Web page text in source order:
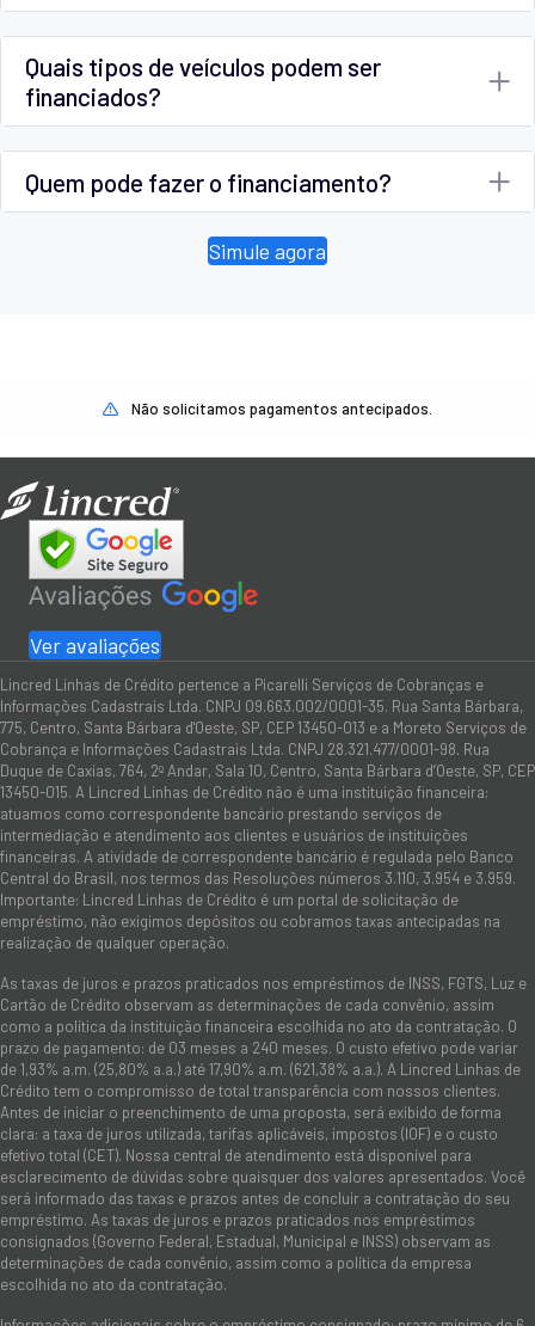
Quais tipos de veículos podem ser
financiados?
Quem pode fazer o financiamento?
Simule agora
Não solicitamos pagamentos antecipados.
Ver avaliações
Lincred Linhas de Crédito pertence a Picarelli Serviços de Cobranças e
Informações Cadastrais Ltda. CNPJ 09.663.002/0001-35. Rua Santa Bárbara,
775, Centro, Santa Bárbara d'Oeste, SP, CEP 13450-013 e a Moreto Serviços de
Cobrança e Informações Cadastrais Ltda. CNPJ 28.321.477/0001-98. Rua
Duque de Caxias, 764, 2º Andar, Sala 10, Centro, Santa Bárbara d’Oeste, SP, CEP
13450-015. A Lincred Linhas de Crédito não é uma instituição financeira:
atuamos como correspondente bancário prestando serviços de
intermediação e atendimento aos clientes e usuários de instituições
financeiras. A atividade de correspondente bancário é regulada pelo Banco
Central do Brasil, nos termos das Resoluções números 3.110, 3.954 e 3.959.
Importante: Lincred Linhas de Crédito é um portal de solicitação de
empréstimo, não exigimos depósitos ou cobramos taxas antecipadas na
realização de qualquer operação.
As taxas de juros e prazos praticados nos empréstimos de INSS, FGTS, Luz e
Cartão de Crédito observam as determinações de cada convênio, assim
como a política da instituição financeira escolhida no ato da contratação. O
prazo de pagamento: de 03 meses a 240 meses. O custo efetivo pode variar
de 1,93% a.m. (25,80% a.a.) até 17,90% a.m. (621,38% a.a.). A Lincred Linhas de
Crédito tem o compromisso de total transparência com nossos clientes.
Antes de iniciar o preenchimento de uma proposta, será exibido de forma
clara: a taxa de juros utilizada, tarifas aplicáveis, impostos (IOF) e o custo
efetivo total (CET). Nossa central de atendimento está disponível para
esclarecimento de dúvidas sobre quaisquer dos valores apresentados. Você
será informado das taxas e prazos antes de concluir a contratação do seu
empréstimo. As taxas de juros e prazos praticados nos empréstimos
consignados (Governo Federal, Estadual, Municipal e INSS) observam as
determinações de cada convênio, assim como a política da empresa
escolhida no ato da contratação.